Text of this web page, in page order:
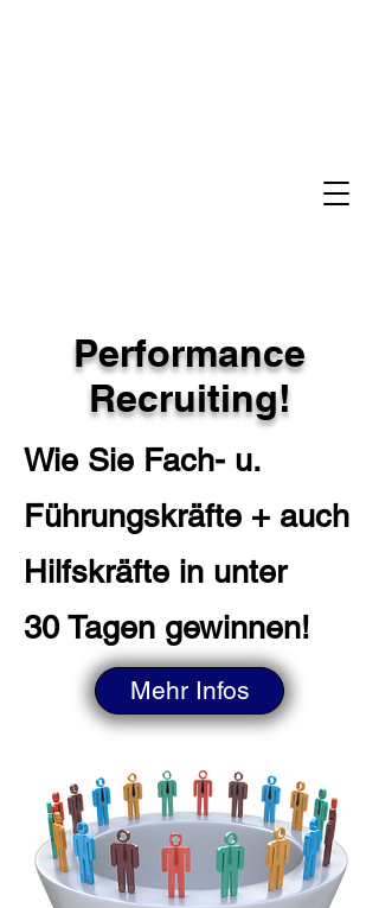
Performance
Recruiting!
Wie Sie Fach- u.
Führungskräfte + auch
Hilfskräfte in unter
30 Tagen gewinnen!
Mehr Infos